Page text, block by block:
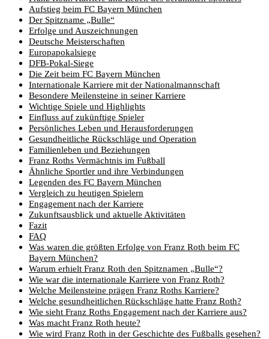
Aufstieg beim FC Bayern München
Der Spitzname „Bulle“
Erfolge und Auszeichnungen
Deutsche Meisterschaften
Europapokalsiege
DFB-Pokal-Siege
Die Zeit beim FC Bayern München
Internationale Karriere mit der Nationalmannschaft
Besondere Meilensteine in seiner Karriere
Wichtige Spiele und Highlights
Einfluss auf zukünftige Spieler
Persönliches Leben und Herausforderungen
Gesundheitliche Rückschläge und Operation
Familienleben und Beziehungen
Franz Roths Vermächtnis im Fußball
Ähnliche Sportler und ihre Verbindungen
Legenden des FC Bayern München
Vergleich zu heutigen Spielern
Engagement nach der Karriere
Zukunftsausblick und aktuelle Aktivitäten
Fazit
FAQ
Was waren die größten Erfolge von Franz Roth beim FC
Bayern München?
Warum erhielt Franz Roth den Spitznamen „Bulle“?
Wie war die internationale Karriere von Franz Roth?
Welche Meilensteine prägen Franz Roths Karriere?
Welche gesundheitlichen Rückschläge hatte Franz Roth?
Wie sieht Franz Roths Engagement nach der Karriere aus?
Was macht Franz Roth heute?
Wie wird Franz Roth in der Geschichte des Fußballs gesehen?